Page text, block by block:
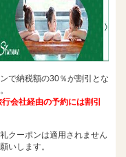
で納税額の30％が割引とな
会社経由の予約には割引
クーポンは適用されません
いします。